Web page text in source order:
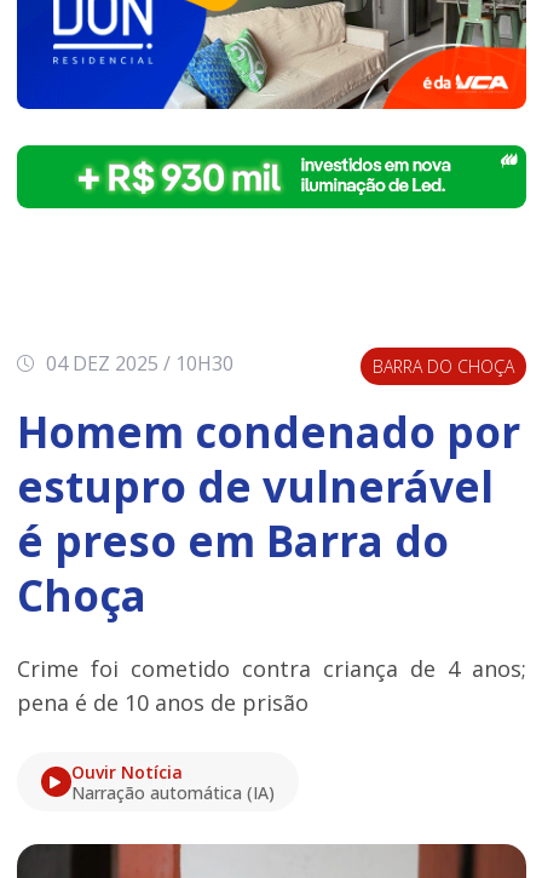
04 DEZ 2025 / 10H30 BARRA DO CHOÇA
Homem condenado por
estupro de vulnerável
é preso em Barra do
Choça
Crime foi cometido contra criança de 4 anos;
pena é de 10 anos de prisão
Ouvir Notícia
Narração automática (IA)